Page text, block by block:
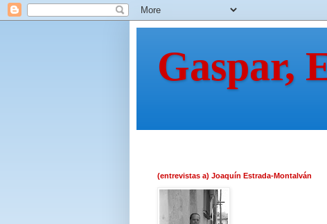
Gaspar,
(entrevistas a) Joaquín Estrada-Montalván